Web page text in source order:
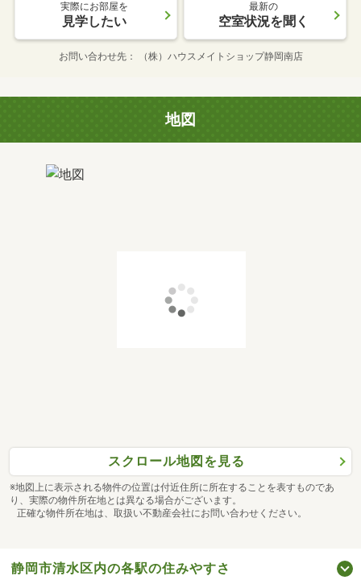
実際にお部屋を
見学したい
最新の
空室状況を聞く
お問い合わせ先 （株）ハウスメイトショップ静岡南店
地図
スクロール地図を見る
※地図上に表示される物件の位置は付近住所に所在することを表すものであ
り、実際の物件所在地とは異なる場合がございます。
正確な物件所在地は、取扱い不動産会社にお問い合わせください。
静岡市清水区内の各駅の住みやすさ